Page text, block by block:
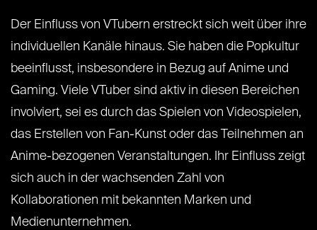
Der Einfluss von VTubern erstreckt sich weit über ihre
individuellen Kanäle hinaus. Sie haben die Popkultur
beeinflusst, insbesondere in Bezug auf Anime und
Gaming. Viele VTuber sind aktiv in diesen Bereichen
involviert, sei es durch das Spielen von Videospielen,
das Erstellen von Fan-Kunst oder das Teilnehmen an
Anime-bezogenen Veranstaltungen. Ihr Einfluss zeigt
sich auch in der wachsenden Zahl von
Kollaborationen mit bekannten Marken und
Medienunternehmen.